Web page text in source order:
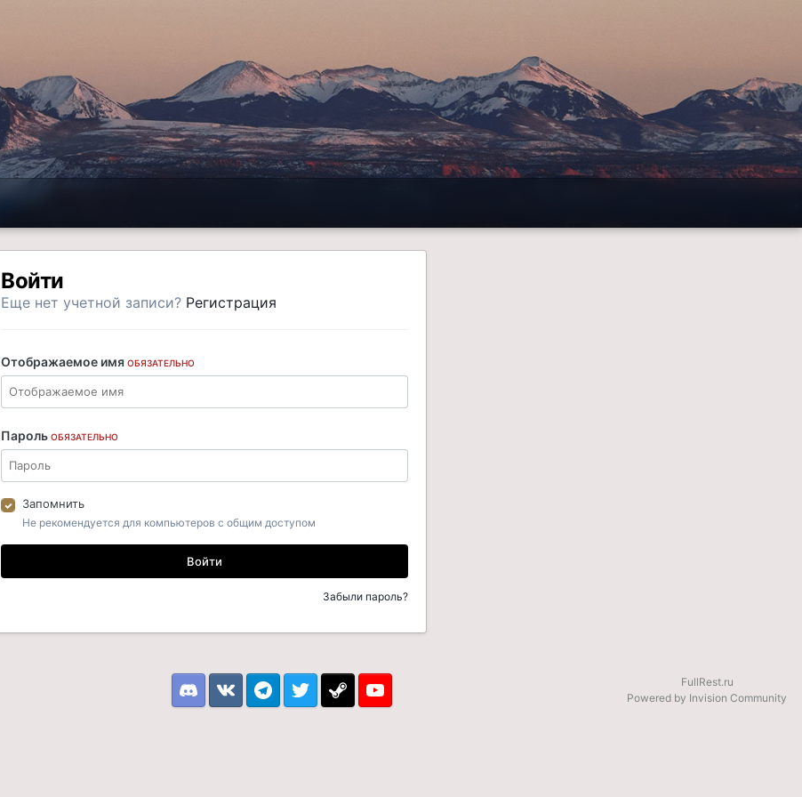
Войти
Еще нет учетной записи? Регистрация
Отображаемое имя ОБЯЗАТЕЛЬНО
Пароль ОБЯЗАТЕЛЬНО
Запомнить
Не рекомендуется для компьютеров с общим доступом
Войти
Забыли пароль?
DiscordVK TelegramTwitter Steam Youtube
FullRest.ru
Powered by Invision Community